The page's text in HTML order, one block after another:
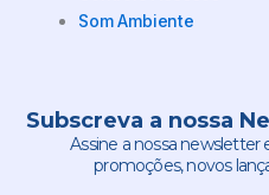
Som Ambiente
Subscreva a nossa
Assine a nossa newsletter
promoções, novos